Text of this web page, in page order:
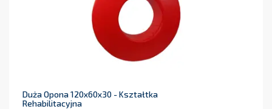
Duża Opona 120x60x30 - Kształtka
Rehabilitacyjna